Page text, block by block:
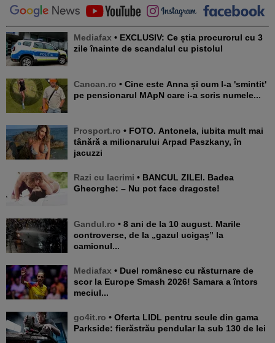
Mediafax • EXCLUSIV: Ce știa procurorul cu 3
zile înainte de scandalul cu pistolul
Cancan.ro • Cine este Anna și cum l-a 'smintit'
pe pensionarul MApN care i-a scris numele...
Prosport.ro • FOTO. Antonela, iubita mult mai
tânără a milionarului Arpad Paszkany, în
jacuzzi
Razi cu lacrimi • BANCUL ZILEI. Badea
Gheorghe: – Nu pot face dragoste!
Gandul.ro • 8 ani de la 10 august. Marile
controverse, de la „gazul ucigaș” la
camionul...
Mediafax • Duel românesc cu răsturnare de
scor la Europe Smash 2026! Samara a întors
meciul...
go4it.ro • Oferta LIDL pentru scule din gama
Parkside: fierăstrău pendular la sub 130 de lei